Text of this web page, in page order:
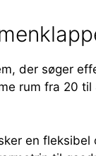
der søger
rum fra 20
en